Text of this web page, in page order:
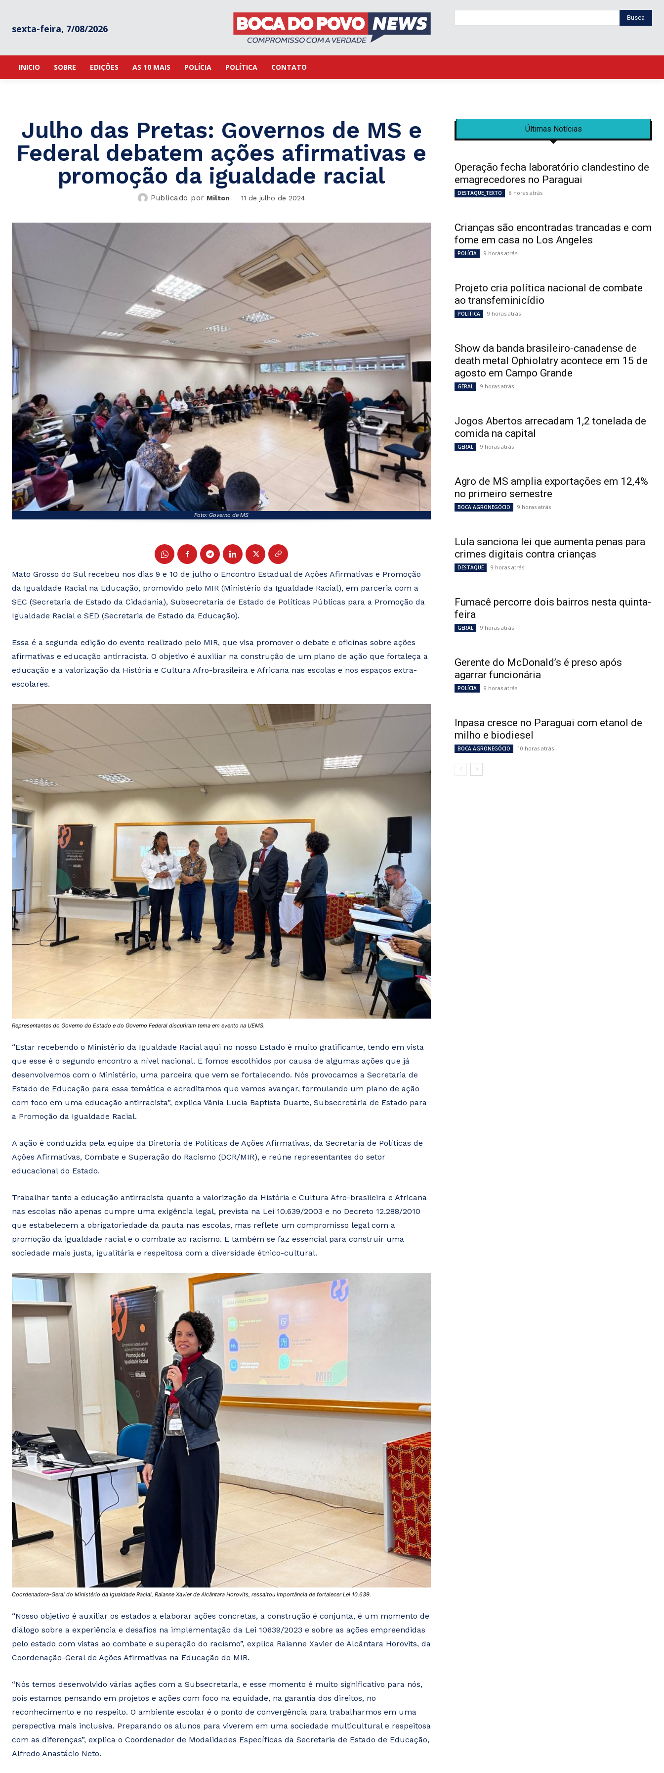
sexta-feira, 7/08/2026
Busca
INICIO SOBRE EDIÇÕES AS 10 MAIS POLÍCIA POLÍTICA CONTATO
Julho das Pretas: Governos de MS e
Federal debatem ações afirmativas e
promoção da igualdade racial
Publicado por Milton 11 de julho de 2024
Foto: Governo de MS
Mato Grosso do Sul recebeu nos dias 9 e 10 de julho o Encontro Estadual de Ações Afirmativas e Promoção
da Igualdade Racial na Educação, promovido pelo MIR (Ministério da Igualdade Racial), em parceria com a
SEC (Secretaria de Estado da Cidadania), Subsecretaria de Estado de Políticas Públicas para a Promoção da
Igualdade Racial e SED (Secretaria de Estado da Educação).
Essa é a segunda edição do evento realizado pelo MIR, que visa promover o debate e oficinas sobre ações
afirmativas e educação antirracista. O objetivo é auxiliar na construção de um plano de ação que fortaleça a
educação e a valorização da História e Cultura Afro-brasileira e Africana nas escolas e nos espaços extra-
escolares.
Representantes do Governo do Estado e do Governo Federal discutiram tema em evento na UEMS.
“Estar recebendo o Ministério da Igualdade Racial aqui no nosso Estado é muito gratificante, tendo em vista
que esse é o segundo encontro a nível nacional. E fomos escolhidos por causa de algumas ações que já
desenvolvemos com o Ministério, uma parceira que vem se fortalecendo. Nós provocamos a Secretaria de
Estado de Educação para essa temática e acreditamos que vamos avançar, formulando um plano de ação
com foco em uma educação antirracista”, explica Vânia Lucia Baptista Duarte, Subsecretária de Estado para
a Promoção da Igualdade Racial.
A ação é conduzida pela equipe da Diretoria de Políticas de Ações Afirmativas, da Secretaria de Políticas de
Ações Afirmativas, Combate e Superação do Racismo (DCR/MIR), e reúne representantes do setor
educacional do Estado.
Trabalhar tanto a educação antirracista quanto a valorização da História e Cultura Afro-brasileira e Africana
nas escolas não apenas cumpre uma exigência legal, prevista na Lei 10.639/2003 e no Decreto 12.288/2010
que estabelecem a obrigatoriedade da pauta nas escolas, mas reflete um compromisso legal com a
promoção da igualdade racial e o combate ao racismo. E também se faz essencial para construir uma
sociedade mais justa, igualitária e respeitosa com a diversidade étnico-cultural.
Coordenadora-Geral do Ministério da Igualdade Racial, Raianne Xavier de Alcântara Horovits, ressaltou importância de fortalecer Lei 10.639.
“Nosso objetivo é auxiliar os estados a elaborar ações concretas, a construção é conjunta, é um momento de
diálogo sobre a experiência e desafios na implementação da Lei 10639/2023 e sobre as ações empreendidas
pelo estado com vistas ao combate e superação do racismo”, explica Raianne Xavier de Alcântara Horovits, da
Coordenação-Geral de Ações Afirmativas na Educação do MIR.
“Nós temos desenvolvido várias ações com a Subsecretaria, e esse momento é muito significativo para nós,
pois estamos pensando em projetos e ações com foco na equidade, na garantia dos direitos, no
reconhecimento e no respeito. O ambiente escolar é o ponto de convergência para trabalharmos em uma
perspectiva mais inclusiva. Preparando os alunos para viverem em uma sociedade multicultural e respeitosa
com as diferenças”, explica o Coordenador de Modalidades Específicas da Secretaria de Estado de Educação,
Alfredo Anastácio Neto.
Últimas Notícias
Operação fecha laboratório clandestino de
emagrecedores no Paraguai
DESTAQUE_TEXTO 8 horas atrás
Crianças são encontradas trancadas e com
fome em casa no Los Angeles
POLÍCIA 9 horas atrás
Projeto cria política nacional de combate
ao transfeminicídio
POLÍTICA 9 horas atrás
Show da banda brasileiro-canadense de
death metal Ophiolatry acontece em 15 de
agosto em Campo Grande
GERAL 9 horas atrás
Jogos Abertos arrecadam 1,2 tonelada de
comida na capital
GERAL 9 horas atrás
Agro de MS amplia exportações em 12,4%
no primeiro semestre
BOCA AGRONEGÓCIO 9 horas atrás
Lula sanciona lei que aumenta penas para
crimes digitais contra crianças
DESTAQUE 9 horas atrás
Fumacê percorre dois bairros nesta quinta-
feira
GERAL 9 horas atrás
Gerente do McDonald’s é preso após
agarrar funcionária
POLÍCIA 9 horas atrás
Inpasa cresce no Paraguai com etanol de
milho e biodiesel
BOCA AGRONEGÓCIO 10 horas atrás